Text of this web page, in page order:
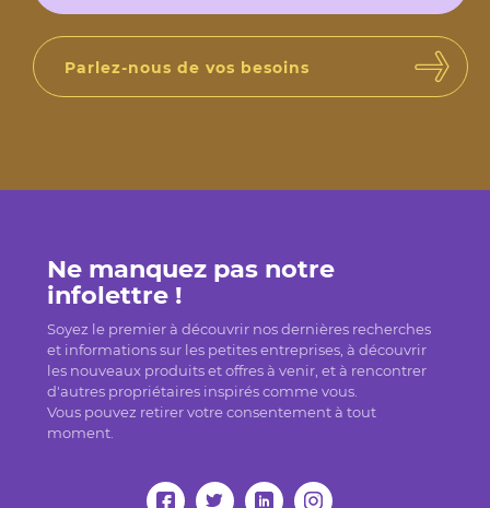
Parlez-nous de vos besoins
Ne manquez pas notre
infolettre !
Soyez le premier à découvrir nos dernières recherches
et informations sur les petites entreprises, à découvrir
les nouveaux produits et offres à venir, et à rencontrer
d'autres propriétaires inspirés comme vous.
Vous pouvez retirer votre consentement à tout
moment.